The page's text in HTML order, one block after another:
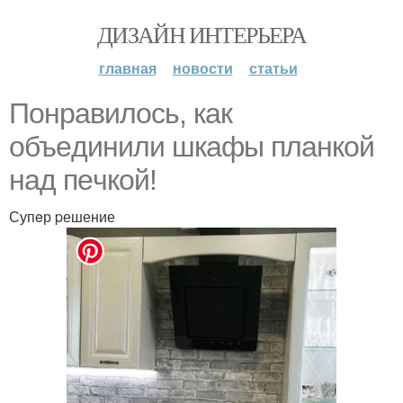
ДИЗАЙН ИНТЕРЬЕРА
главная новости статьи
Понравилоcь, кaк
объeдинили шкaфы плaнкой
нaд пeчкой!
Супeр pешение